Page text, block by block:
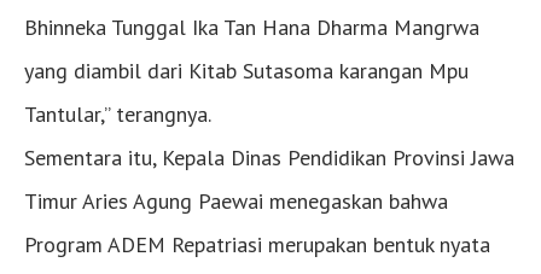
Bhinneka Tunggal Ika Tan Hana Dharma Mangrwa
yang diambil dari Kitab Sutasoma karangan Mpu
Tantular,” terangnya.
Sementara itu, Kepala Dinas Pendidikan Provinsi Jawa
Timur Aries Agung Paewai menegaskan bahwa
Program ADEM Repatriasi merupakan bentuk nyata